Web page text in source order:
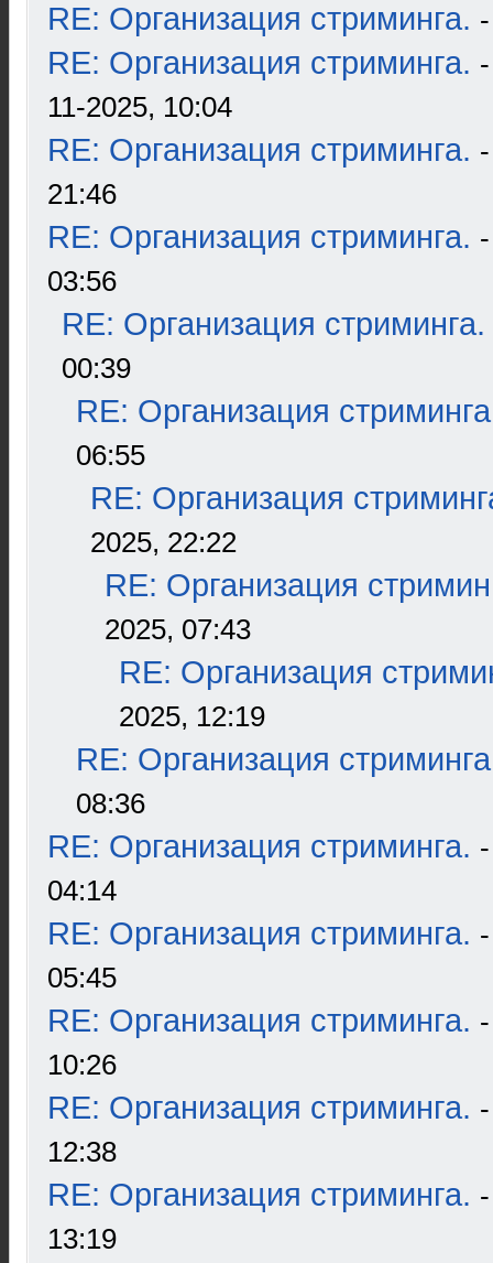
RE: Организация стриминга.
RE: Организация стриминга.
11-2025, 10:04
RE: Организация стриминга.
21:46
RE: Организация стриминга.
03:56
RE: Организация стриминга.
00:39
RE: Организация
06:55
RE: Организация
2025, 22:22
RE: Организация
2025, 07:43
RE: Организация
2025, 12:19
RE: Организация
08:36
RE: Организация стриминга.
04:14
RE: Организация стриминга.
05:45
RE: Организация стриминга.
10:26
RE: Организация стриминга.
12:38
RE: Организация стриминга.
13:19